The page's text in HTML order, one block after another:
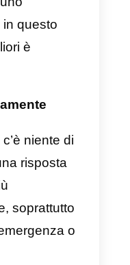
metodi più
del giorno
importanti è
chiaro di